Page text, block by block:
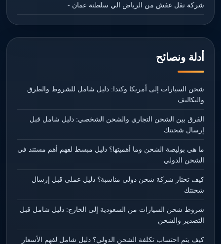
شركة نقل عفش من الرياض الي سلطنة عمان -
أدلة ونصائح
شحن السيارات إلى أمريكا وكندا: دليل شامل للشروط والطرق
والتكاليف
الفرق بين الشحن التجاري والشحن الشخصي: دليل شامل قبل
إرسال شحنتك
ما هي بوليصة الشحن وما أهميتها؟ دليل مبسط لفهم أهم مستند في
الشحن الدولي
كيف تختار شركة شحن دولي مناسبة؟ دليل عملي قبل إرسال
شحنتك
شروط شحن السيارات من السعودية إلى الخارج: دليل شامل قبل
التصدير والشحن
كيف يتم احتساب تكلفة الشحن الدولي؟ دليل شامل لفهم الأسعار